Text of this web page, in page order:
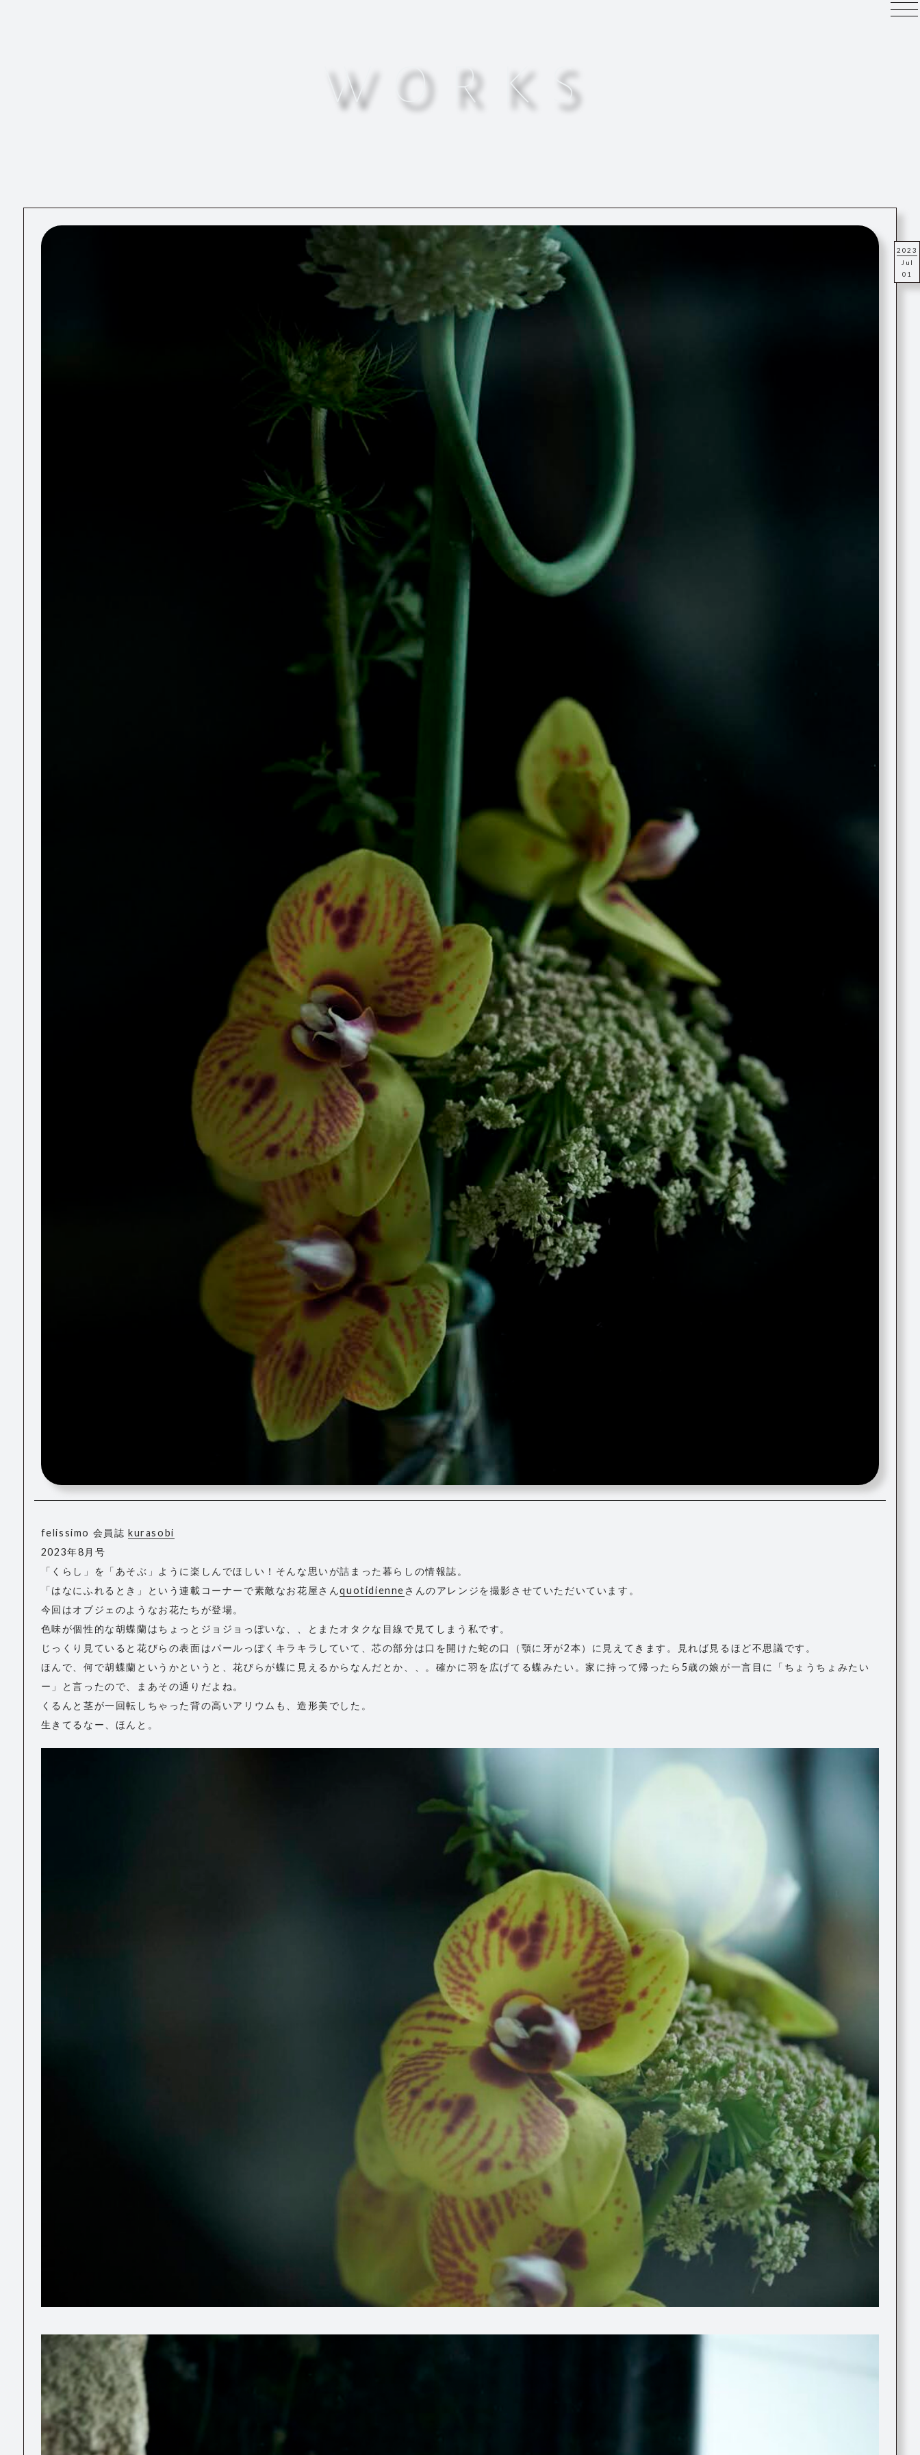
WORKS
2023
Jul
01
felissimo 会員誌 kurasobi
2023年8月号
「くらし」を「あそぶ」ように楽しんでほしい！そんな思いが詰まった暮らしの情報誌。
「はなにふれるとき」という連載コーナーで素敵なお花屋さんquotidienneさんのアレンジを撮影させていただいています。
今回はオブジェのようなお花たちが登場。
色味が個性的な胡蝶蘭はちょっとジョジョっぽいな、、とまたオタクな目線で見てしまう私です。
じっくり見ていると花びらの表面はパールっぽくキラキラしていて、芯の部分は口を開けた蛇の口（顎に牙が2本）に見えてきます。見れば見るほど不思議です。
ほんで、何で胡蝶蘭というかというと、花びらが蝶に見えるからなんだとか、、。確かに羽を広げてる蝶みたい。家に持って帰ったら5歳の娘が一言目に「ちょうちょみたい
ー」と言ったので、まあその通りだよね。
くるんと茎が一回転しちゃった背の高いアリウムも、造形美でした。
生きてるなー、ほんと。